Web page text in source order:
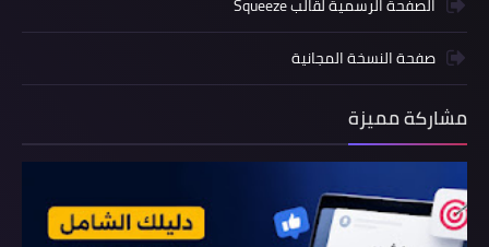
صفحة النسخة المجانية
مشاركة مميزة